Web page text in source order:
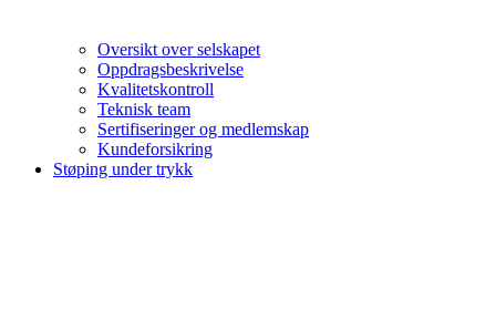
Oversikt over selskapet
Oppdragsbeskrivelse
Kvalitetskontroll
Teknisk team
Sertifiseringer og medlemskap
Kundeforsikring
Støping under trykk